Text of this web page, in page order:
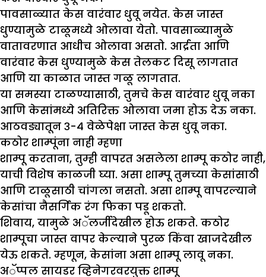
पावसाळ्यात केस वारंवार धुवू नयेत. केस जास्त
धुण्यामुळे टाळूमध्ये ओलावा येतो. पावसाळ्यामुळे
वातावरणात आधीच ओलावा असतो. आर्द्रता आणि
वारंवार केस धुण्यामुळे केस तेलकट दिसू लागतात
आणि या काळात जास्त गळू लागतात.
या समस्या टाळण्यासाठी, तुमचे केस वारंवार धुवू नका
आणि केसांमध्ये अतिरिक्त ओलावा जमा होऊ देऊ नका.
आठवड्यातून ३-४ वेळेपेक्षा जास्त केस धुवू नका.
कठोर शाम्पूंना नाही म्हणा
शाम्पू करताना, तुम्ही वापरत असलेला शाम्पू कठोर नाही,
याची विशेष काळजी घ्या. असा शाम्पू तुमच्या केसांसाठी
आणि टाळूसाठी चांगला नसतो. असा शाम्पू वापरल्याने
केसांचा नैसर्गिक रंग फिका पडू शकतो.
शिवाय, यामुळे अॅलर्जीदेखील होऊ शकते. कठोर
शाम्पूचा जास्त वापर केल्याने पुरळ किंवा खाजदेखील
येऊ शकते. म्हणून, केसांना असा शाम्पू लावू नका.
अॅप्पल सायडर व्हिनेगरवरयुक्त शाम्पू